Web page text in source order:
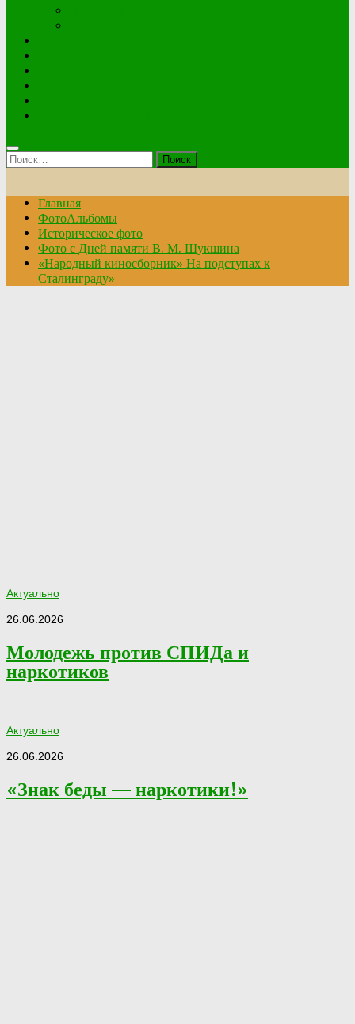
Найти:
Главная
ФотоАльбомы
Историческое фото
Фото с Дней памяти В. М. Шукшина
«Народный киносборник» На подступах к
Сталинграду»
Актуально
26.06.2026
Молодежь против СПИДа и
наркотиков
Актуально
26.06.2026
«Знак беды — наркотики!»